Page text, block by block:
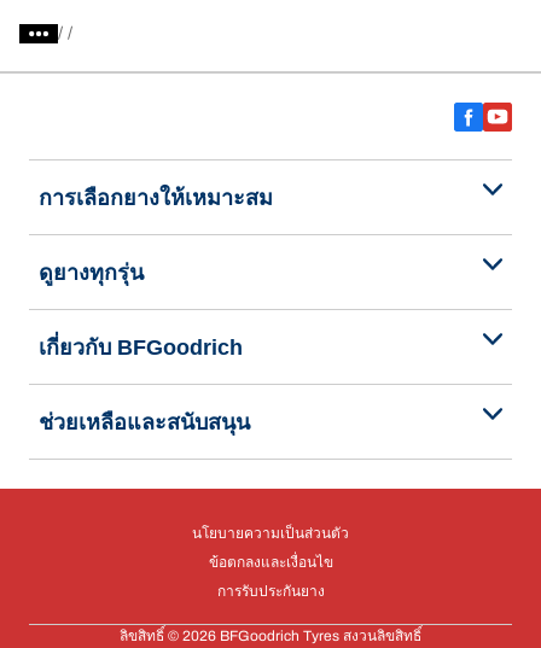
/
การเลือกยางให้เหมาะสม
ดูยางทุกรุ่น
เกี่ยวกับ BFGoodrich
ช่วยเหลือและสนับสนุน
นโยบายความเป็นส่วนตัว
ข้อตกลงและเงื่อนไข
การรับประกันยาง
ลิขสิทธิ์ © 2026 BFGoodrich Tyres สงวนลิขสิทธิ์